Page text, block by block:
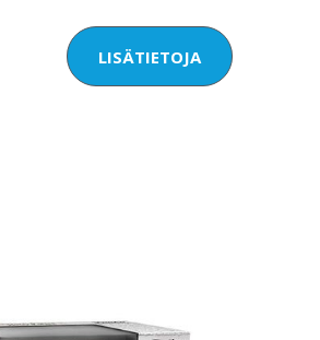
LISÄTIETOJA